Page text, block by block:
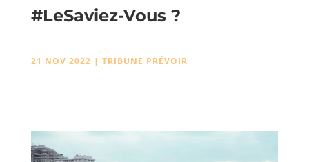
#LeSaviez-Vous ?
21 NOV 2022 | TRIBUNE PRÉVOIR